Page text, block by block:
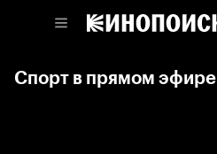
Спорт в прямом эфире